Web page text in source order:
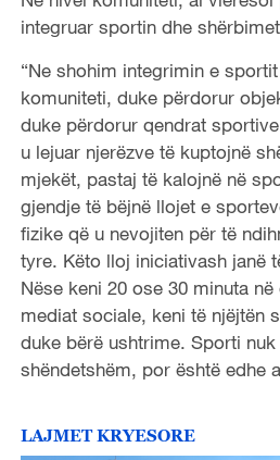
integruar sportin dhe
“Ne shohim integrimin e
komuniteti, duke përdorur
duke përdorur qendrat
u lejuar njerëzve të kuptojnë
mjekët, pastaj të kalojnë në
gjendje të bëjnë llojet e
fizike që u nevojiten për të
tyre. Këto lloj iniciativash janë
Nëse keni 20 ose 30 minuta
mediat sociale, keni të njëjtën
duke bërë ushtrime. Sporti
shëndetshëm, por është edhe
LAJMET KRYESORE